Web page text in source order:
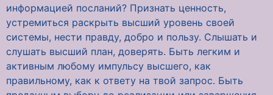
информацией посланий? Признать ценность,
устремиться раскрыть высший уровень своей
системы, нести правду, добро и пользу. Слышать и
слушать высший план, доверять. Быть легким и
активным любому импульсу высшего, как
правильному, как к ответу на твой запрос. Быть